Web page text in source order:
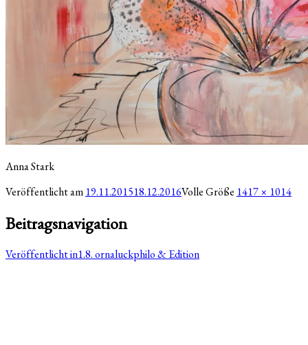
Anna Stark
Veröffentlicht am 19.11.201518.12.2016Volle Größe 1417 × 1014
Beitragsnavigation
Veröffentlicht in1.8. ornaluckphilo & Edition